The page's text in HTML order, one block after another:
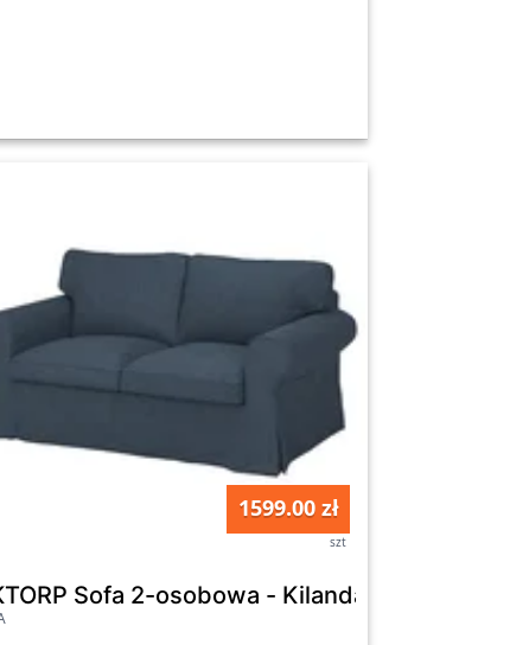
1599.00 zł
szt
Sofa 2-osobowa - Kilanda granatowy